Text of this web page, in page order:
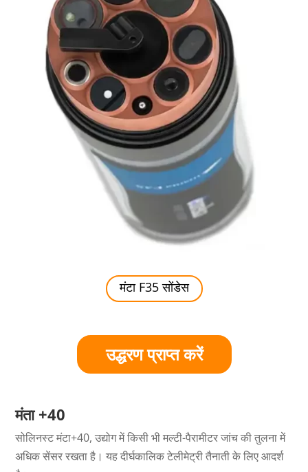
मंटा F35 सोंडेस
उद्धरण प्राप्त करें
मंता +40
सोलिनस्ट मंटा+40, उद्योग में किसी भी मल्टी-पैरामीटर जांच की तुलना में
अधिक सेंसर रखता है। यह दीर्घकालिक टेलीमेट्री तैनाती के लिए आदर्श